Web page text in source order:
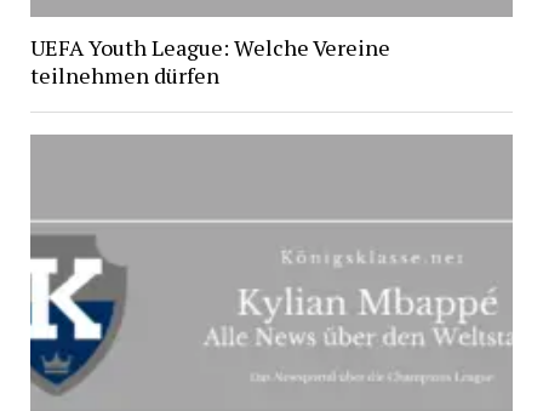
UEFA Youth League: Welche Vereine
teilnehmen dürfen